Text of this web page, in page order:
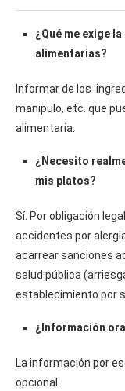
¿Qué me exige
alimentarias?
Informar de los
manipulo, etc. que
alimentaria.
¿Necesito
mis platos?
Sí. Por obligación
accidentes por
acarrear sanciones
salud pública
establecimiento por
¿Información
La información por
opcional.